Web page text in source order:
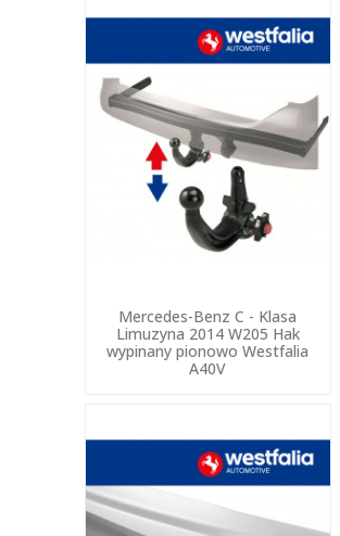
Mercedes-Benz C - Klasa
Limuzyna 2014 W205 Hak
wypinany pionowo Westfalia
A40V